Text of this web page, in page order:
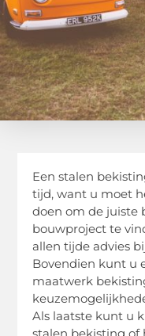
Een stalen
tijd, want u moet
doen om de juiste
bouwproject te
allen tijde advies
Bovendien kunt u
maatwerk
Als laatste kunt u
stalen bekisting of